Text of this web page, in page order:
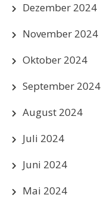
Dezember 2024
November 2024
Oktober 2024
September 2024
August 2024
Juli 2024
Juni 2024
Mai 2024